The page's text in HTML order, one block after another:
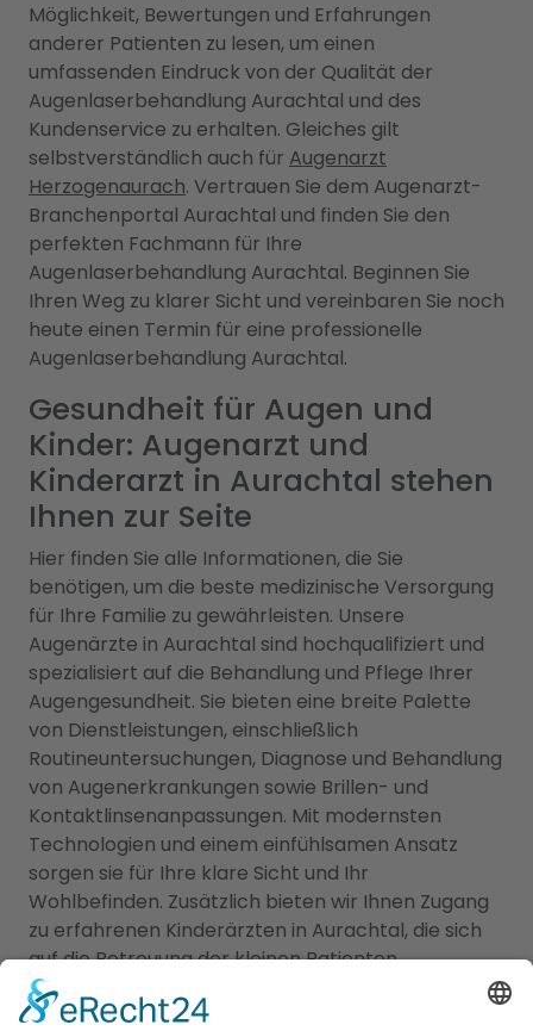
Möglichkeit, Bewertungen und Erfahrungen
anderer Patienten zu lesen, um einen
umfassenden Eindruck von der Qualität der
Augenlaserbehandlung Aurachtal und des
Kundenservice zu erhalten. Gleiches gilt
selbstverständlich auch für Augenarzt
Herzogenaurach. Vertrauen Sie dem Augenarzt-
Branchenportal Aurachtal und finden Sie den
perfekten Fachmann für Ihre
Augenlaserbehandlung Aurachtal. Beginnen Sie
Ihren Weg zu klarer Sicht und vereinbaren Sie noch
heute einen Termin für eine professionelle
Augenlaserbehandlung Aurachtal.
Gesundheit für Augen und
Kinder: Augenarzt und
Kinderarzt in Aurachtal stehen
Ihnen zur Seite
Hier finden Sie alle Informationen, die Sie
benötigen, um die beste medizinische Versorgung
für Ihre Familie zu gewährleisten. Unsere
Augenärzte in Aurachtal sind hochqualifiziert und
spezialisiert auf die Behandlung und Pflege Ihrer
Augengesundheit. Sie bieten eine breite Palette
von Dienstleistungen, einschließlich
Routineuntersuchungen, Diagnose und Behandlung
von Augenerkrankungen sowie Brillen- und
Kontaktlinsenanpassungen. Mit modernsten
Technologien und einem einfühlsamen Ansatz
sorgen sie für Ihre klare Sicht und Ihr
Wohlbefinden. Zusätzlich bieten wir Ihnen Zugang
zu erfahrenen Kinderärzten in Aurachtal, die sich
auf die Betreuung der kleinen Patienten
spezialisiert haben. Sie kümmern sich um die
Gesundheit, Entwicklung und das Wohlergehen